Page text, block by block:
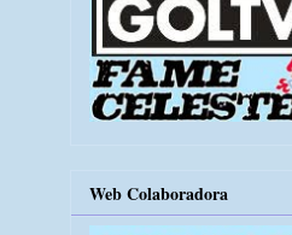
Web Colaboradora